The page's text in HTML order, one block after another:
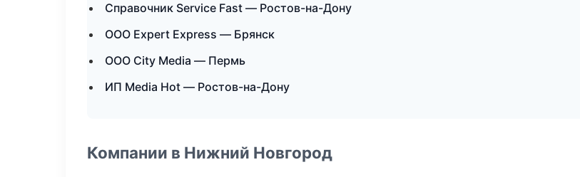
Справочник Service Fast — Ростов-на-Дону
ООО Expert Express — Брянск
ООО City Media — Пермь
ИП Media Hot — Ростов-на-Дону
Компании в Нижний Новгород